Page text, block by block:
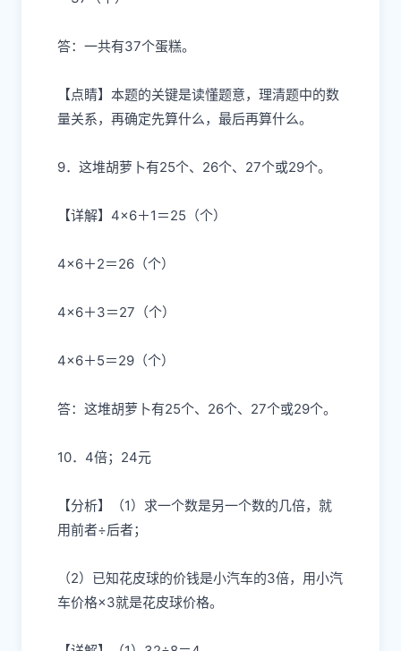
答：一共有37个蛋糕。
【点睛】本题的关键是读懂题意，理清题中的数
量关系，再确定先算什么，最后再算什么。
9．这堆胡萝卜有25个、26个、27个或29个。
【详解】4×6＋1＝25（个）
4×6＋2＝26（个）
4×6＋3＝27（个）
4×6＋5＝29（个）
答：这堆胡萝卜有25个、26个、27个或29个。
10．4倍；24元
【分析】（1）求一个数是另一个数的几倍，就
用前者÷后者；
（2）已知花皮球的价钱是小汽车的3倍，用小汽
车价格×3就是花皮球价格。